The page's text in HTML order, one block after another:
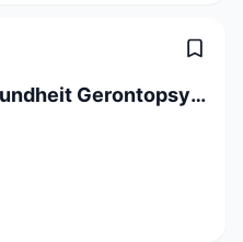
Fachperson Gesundheit Gerontopsychiatrie (60-100%)